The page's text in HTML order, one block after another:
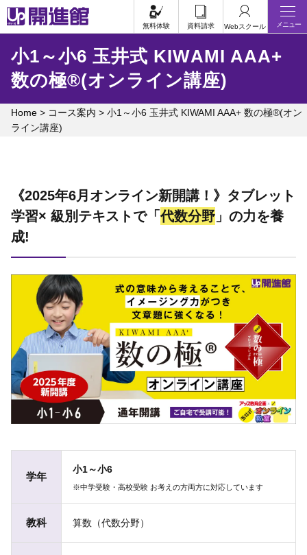
Skip
to
content
無料体験 資料請求 Webスクール メニュー
小1～小6 玉井式 KIWAMI AAA+
数の極®(オンライン講座)
Home > コース案内 > 小1～小6 玉井式 KIWAMI AAA+ 数の極®(オン
ライン講座)
《2025年6月オンライン新開講！》タブレット
学習× 級別テキストで「代数分野 」の力を養
成!
学年
小1～小6
※中学受験・高校受験 お考えの方両方に対応しています
教科 算数（代数分野）